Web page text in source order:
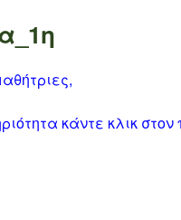
κάντε κλικ